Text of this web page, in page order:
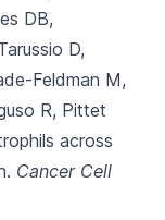
DB,
D,
Feldman M,
R, Pittet
across
Cancer Cell